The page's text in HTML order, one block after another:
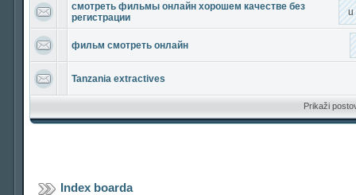
смотреть фильмы онлайн хорошем качестве без
регистрации
u
фильм смотреть онлайн
Tanzania extractives
Prikaži
Index boarda